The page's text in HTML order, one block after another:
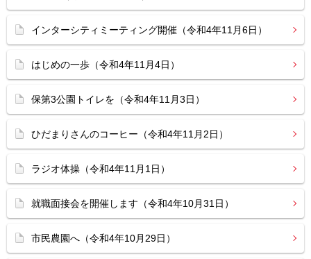
インターシティミーティング開催（令和4年11月6日）
はじめの一歩（令和4年11月4日）
保第3公園トイレを（令和4年11月3日）
ひだまりさんのコーヒー（令和4年11月2日）
ラジオ体操（令和4年11月1日）
就職面接会を開催します（令和4年10月31日）
市民農園へ（令和4年10月29日）